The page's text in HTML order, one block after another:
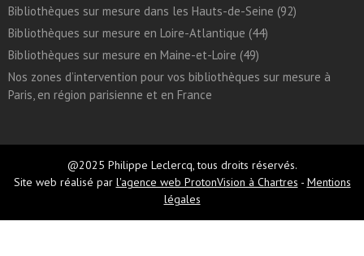
Bibliothèques sur mesure dans les Hauts-de-Seine (92)
Bibliothèques sur mesure en Loire-Atlantique (44)
Bibliothèques sur mesure en Maine-et-Loire (49)
Nos zones d’intervention pour vos bibliothèques sur mesure à
Paris, en région parisienne et en France
@2025 Philippe Leclercq, tous droits réservés.
Site web réalisé par l'agence web ProtonVision à Chartres - Mentions
légales